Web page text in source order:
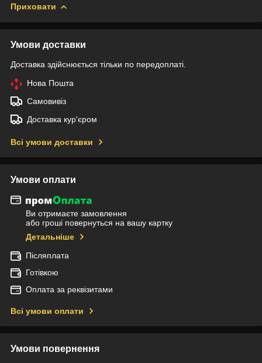
Приховати
Умови доставки
Доставка здійснюється тільки по передоплаті.
Нова Пошта
Самовивіз
Доставка кур'єром
Всі умови доставки
Умови оплати
Ви отримаєте замовлення
або гроші повернуться на вашу картку
Детальніше
Післяплата
Готівкою
Оплата за реквізитами
Всі умови оплати
Умови повернення